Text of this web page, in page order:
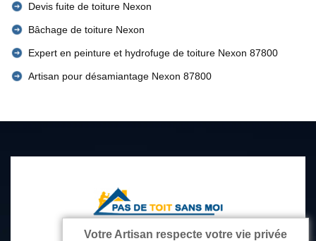
Devis fuite de toiture Nexon
Bâchage de toiture Nexon
Expert en peinture et hydrofuge de toiture Nexon 87800
Artisan pour désamiantage Nexon 87800
Votre Artisan respecte votre vie privée